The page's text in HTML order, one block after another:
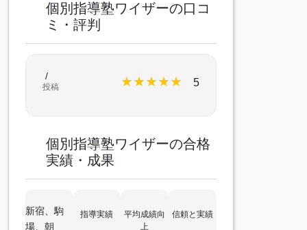
個別指導塾ワイザーの口コ
ミ・評判
★★★★★ 5
/
投稿
個別指導塾ワイザーの合格
実績・成果
新宿、駒
場、朝
指導実績
平均成績向
上
信頼と実績